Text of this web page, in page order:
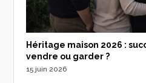
Héritage maison 2026 :
vendre ou garder ?
15 juin 2026